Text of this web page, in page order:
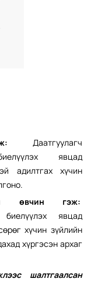
гэж: Даатгуулагч
явцад
адилтгах хүчин
өвчин гэж:
биелүүлэх явцад
хүчин зүйлийн
хүргэсэн архаг
шалтгаалсан